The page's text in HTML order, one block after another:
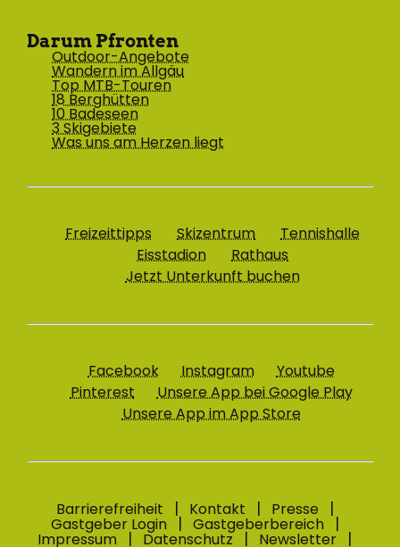
Darum Pfronten
Outdoor-Angebote
Wandern im Allgäu
Top MTB-Touren
18 Berghütten
10 Badeseen
3 Skigebiete
Was uns am Herzen liegt
Freizeittipps Skizentrum
Tennishalle
Eisstadion
Rathaus
Jetzt Unterkunft buchen
Facebook Instagram
Youtube
Pinterest
Unsere App bei Google Play
Unsere App im App Store
Barrierefreiheit Kontakt Presse
Gastgeber Login Gastgeberbereich
Impressum Datenschutz Newsletter